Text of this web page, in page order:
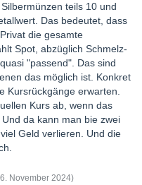
teils 10 und
Das bedeutet, dass
die gesamte
Spot, abzüglich Schmelz-
"passend". Das sind
das möglich ist. Konkret
Kursrückgänge erwarten.
Kurs ab, wenn das
da kann man bie zwei
Geld verlieren. Und die
November 2024)